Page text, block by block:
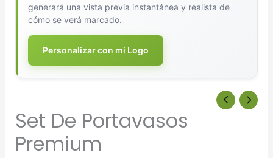
generará una vista previa instantánea y realista de
cómo se verá marcado.
Personalizar con mi Logo
Arrastra y suelta tu logotipo aquí
Formatos: PNG, JPG, SVG (Max. 5MB). Se recomienda fondo
Selecciona el estilo de marcado:
Una Tinta
Set De Portavasos
Premium